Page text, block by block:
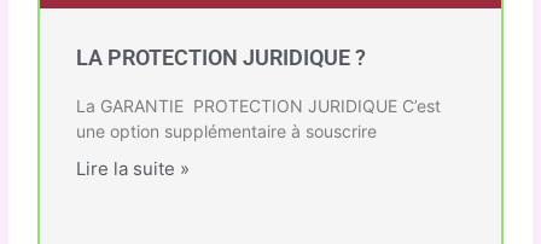
LA PROTECTION JURIDIQUE ?
La GARANTIE PROTECTION JURIDIQUE C’est
une option supplémentaire à souscrire
Lire la suite »